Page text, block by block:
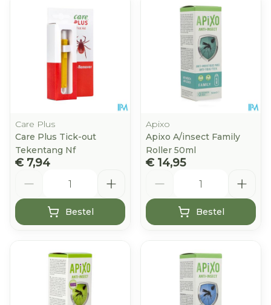
Care Plus
Care Plus Tick-out
Tekentang Nf
€ 7,94
Bestel
Apixo
Apixo A/insect Family
Roller 50ml
€ 14,95
Bestel